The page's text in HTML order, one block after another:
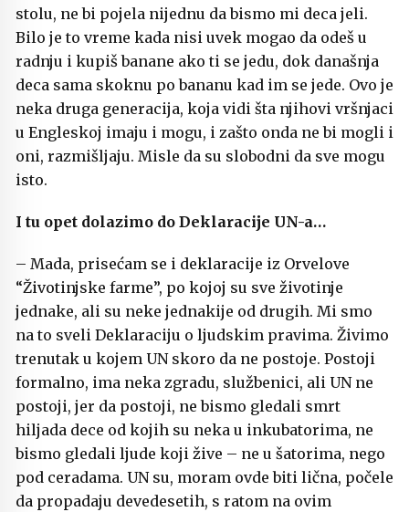
stolu, ne bi pojela nijednu da bismo mi deca jeli.
Bilo je to vreme kada nisi uvek mogao da odeš u
radnju i kupiš banane ako ti se jedu, dok današnja
deca sama skoknu po bananu kad im se jede. Ovo je
neka druga generacija, koja vidi šta njihovi vršnjaci
u Engleskoj imaju i mogu, i zašto onda ne bi mogli i
oni, razmišljaju. Misle da su slobodni da sve mogu
isto.
I tu opet dolazimo do Deklaracije UN-a…
– Mada, prisećam se i deklaracije iz Orvelove
“Životinjske farme”, po kojoj su sve životinje
jednake, ali su neke jednakije od drugih. Mi smo
na to sveli Deklaraciju o ljudskim pravima. Živimo
trenutak u kojem UN skoro da ne postoje. Postoji
formalno, ima neka zgradu, službenici, ali UN ne
postoji, jer da postoji, ne bismo gledali smrt
hiljada dece od kojih su neka u inkubatorima, ne
bismo gledali ljude koji žive – ne u šatorima, nego
pod ceradama. UN su, moram ovde biti lična, počele
da propadaju devedesetih, s ratom na ovim